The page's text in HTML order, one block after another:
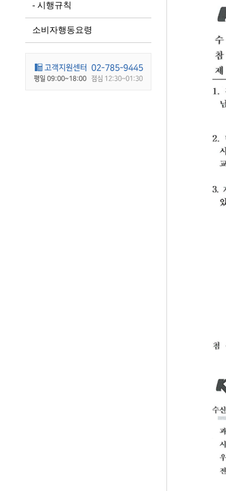
- 시행규칙
소비자행동요령